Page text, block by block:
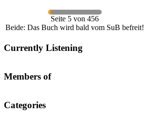
Seite 5 von 456
Beide: Das Buch wird bald vom SuB befreit!
Currently Listening
Members of
Categories